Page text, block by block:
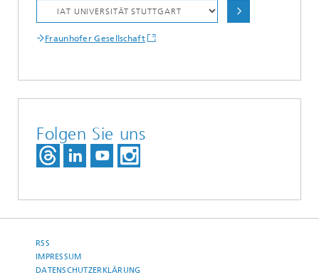
Fraunhofer Gesellschaft
Folgen Sie uns
RSS
IMPRESSUM
DATENSCHUTZERKLÄRUNG